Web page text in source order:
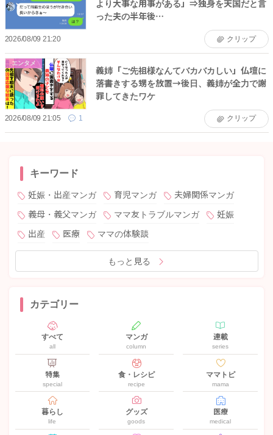
より大事な用事がある」⇒独身を天国だと言
った夫の半年後…
2026/08/09 21:20 クリップ
エンタメ
義姉「ご先祖様なんてバカバカしい」仏壇に
落書きする甥を放置→後日、義姉が全力で謝
罪してきたワケ
2026/08/09 21:05 1 クリップ
キーワード
妊娠・出産マンガ 育児マンガ
夫婦関係マンガ
義母・義父マンガ
ママ友トラブルマンガ
妊娠
出産
医療 ママの体験談
もっと見る
カテゴリー
すべて
all
マンガ
column
連載
series
特集
special
食・レシピ
recipe
ママトピ
mama
暮らし
life
グッズ
goods
医療
medical